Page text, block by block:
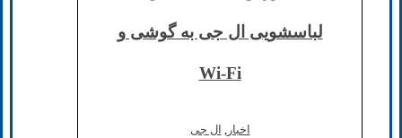
لباسشویی ال جی به گوشی و
Wi-Fi
اخبار, ال جی